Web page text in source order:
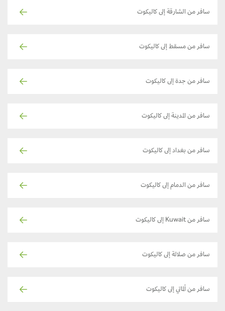
سافر من الشارقة إلى كاليكوت
سافر من مسقط إلى كاليكوت
سافر من جدة إلى كاليكوت
سافر من المدينة إلى كاليكوت
سافر من بغداد إلى كاليكوت
سافر من الدمام إلى كاليكوت
سافر من Kuwait إلى كاليكوت
سافر من صلالة إلى كاليكوت
سافر من ألماتي إلى كاليكوت